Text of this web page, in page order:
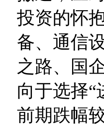
投资的怀
备、通信
之路、国
向于选择“
前期跌幅